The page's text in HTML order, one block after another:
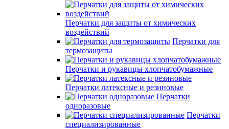
Перчатки для защиты от химических
воздействий
Перчатки для
термозащиты
Перчатки и рукавицы хлопчатобумажные
Перчатки латексные и резиновые
Перчатки
одноразовые
Перчатки
специализированные